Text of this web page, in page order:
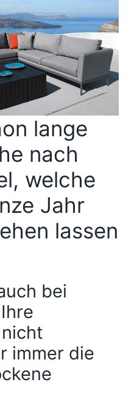
lange
nach
welche
Jahr
lassen
bei
immer die